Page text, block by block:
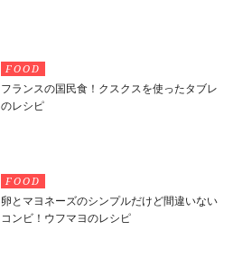
FOOD
フランスの国民食！クスクスを使ったタブレ
のレシピ
FOOD
卵とマヨネーズのシンプルだけど間違いない
コンビ！ウフマヨのレシピ